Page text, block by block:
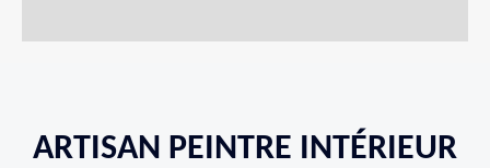
ARTISAN PEINTRE INTÉRIEUR